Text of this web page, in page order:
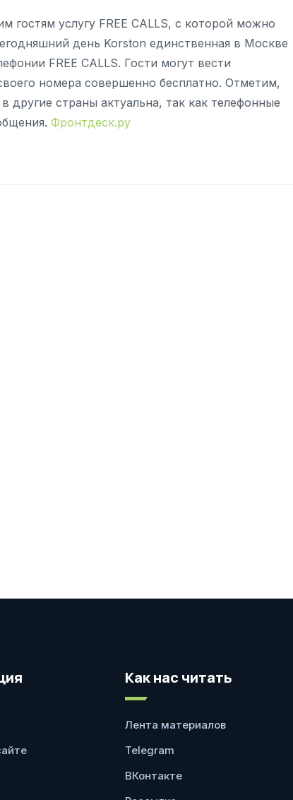
гостям услугу FREE CALLS, с которой можно
день Korston единственная в Москве
FREE CALLS. Гости могут вести
номера совершенно бесплатно. Отметим,
другие страны актуальна, так как телефонные
Фронтдеск.ру
Как нас читать
Лента материалов
Telegram
ВКонтакте